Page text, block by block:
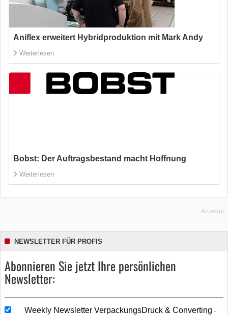
Aniflex erweitert Hybridproduktion mit Mark Andy
Weiterlesen
Bobst: Der Auftragsbestand macht Hoffnung
Weiterlesen
Anzeige
NEWSLETTER FÜR PROFIS
Abonnieren Sie jetzt Ihre persönlichen
Newsletter:
Weekly Newsletter VerpackungsDruck & Converting